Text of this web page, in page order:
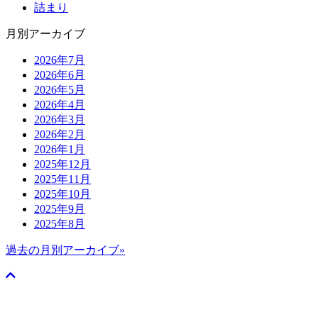
詰まり
月別アーカイブ
2026年7月
2026年6月
2026年5月
2026年4月
2026年3月
2026年2月
2026年1月
2025年12月
2025年11月
2025年10月
2025年9月
2025年8月
過去の月別アーカイブ»